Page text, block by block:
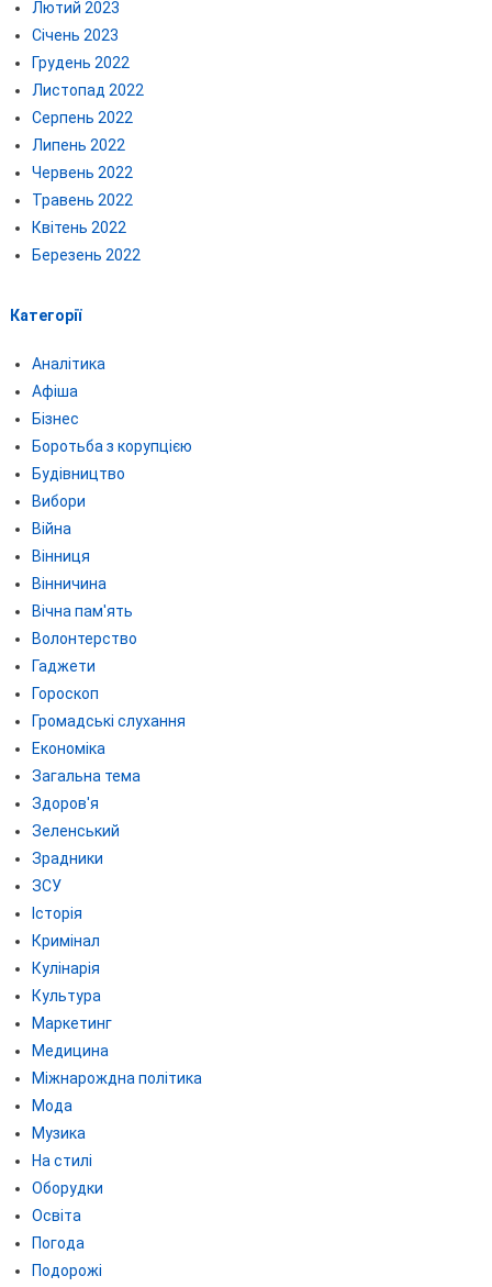
Лютий 2023
Січень 2023
Грудень 2022
Листопад 2022
Серпень 2022
Липень 2022
Червень 2022
Травень 2022
Квітень 2022
Березень 2022
Категорії
Аналітика
Афіша
Бізнес
Боротьба з корупцією
Будівництво
Вибори
Війна
Вінниця
Вінничина
Вічна пам'ять
Волонтерство
Гаджети
Гороскоп
Громадські слухання
Економіка
Загальна тема
Здоров'я
Зеленський
Зрадники
ЗСУ
Історія
Кримінал
Кулінарія
Культура
Маркетинг
Медицина
Міжнарождна політика
Мода
Музика
На стилі
Оборудки
Освіта
Погода
Подорожі